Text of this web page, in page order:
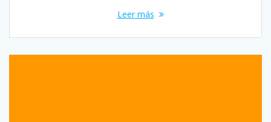
Leer más